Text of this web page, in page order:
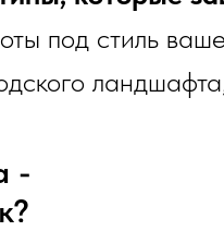
под стиль
-